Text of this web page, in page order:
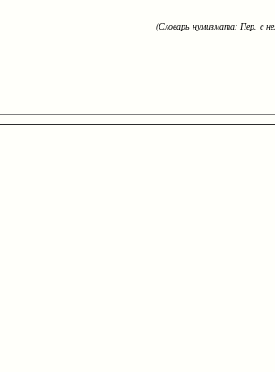
(Словарь нумизмата: Пер. с